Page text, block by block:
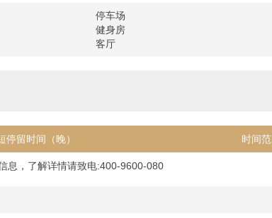
停车场
健身房
客厅
停留时间（晚） 时间
息，了解详情请致电:400-9600-080